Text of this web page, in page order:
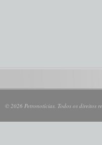
© 2026 Petronotícias. Todos os direitos